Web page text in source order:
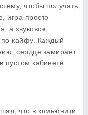
чтобы получать
игра просто
а звуковое
кайфу. Каждый
сердце замирает
пустом кабинете
что в комьюнити